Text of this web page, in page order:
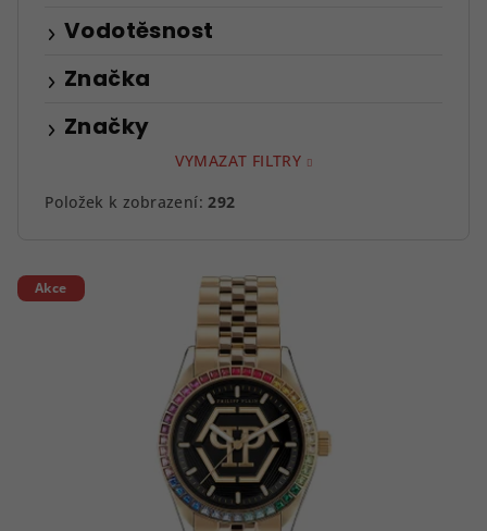
Značky
Vodotěsnost
Značka
VYMAZAT FILTRY
Položek k zobrazení:292
V
ý Akce